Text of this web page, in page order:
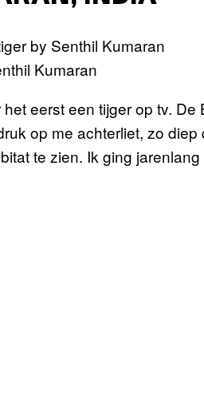
Kumaran
eerst een tijger op tv.
op me achterliet, zo
te zien. Ik ging